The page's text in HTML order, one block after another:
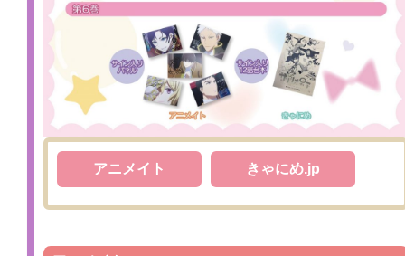
アニメイト きゃにめ.jp